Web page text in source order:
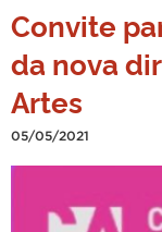
Convite
da nova
Artes
05/05/2021